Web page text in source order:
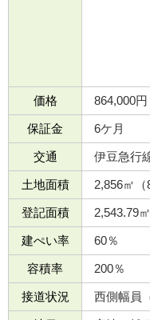
価格 864,000円
保証金 6ケ月
交通 伊豆急行
土地面積 2,856㎡（
登記面積 2,543.79
建ぺい率 60％
容積率 200％
接道状況 西側幅員